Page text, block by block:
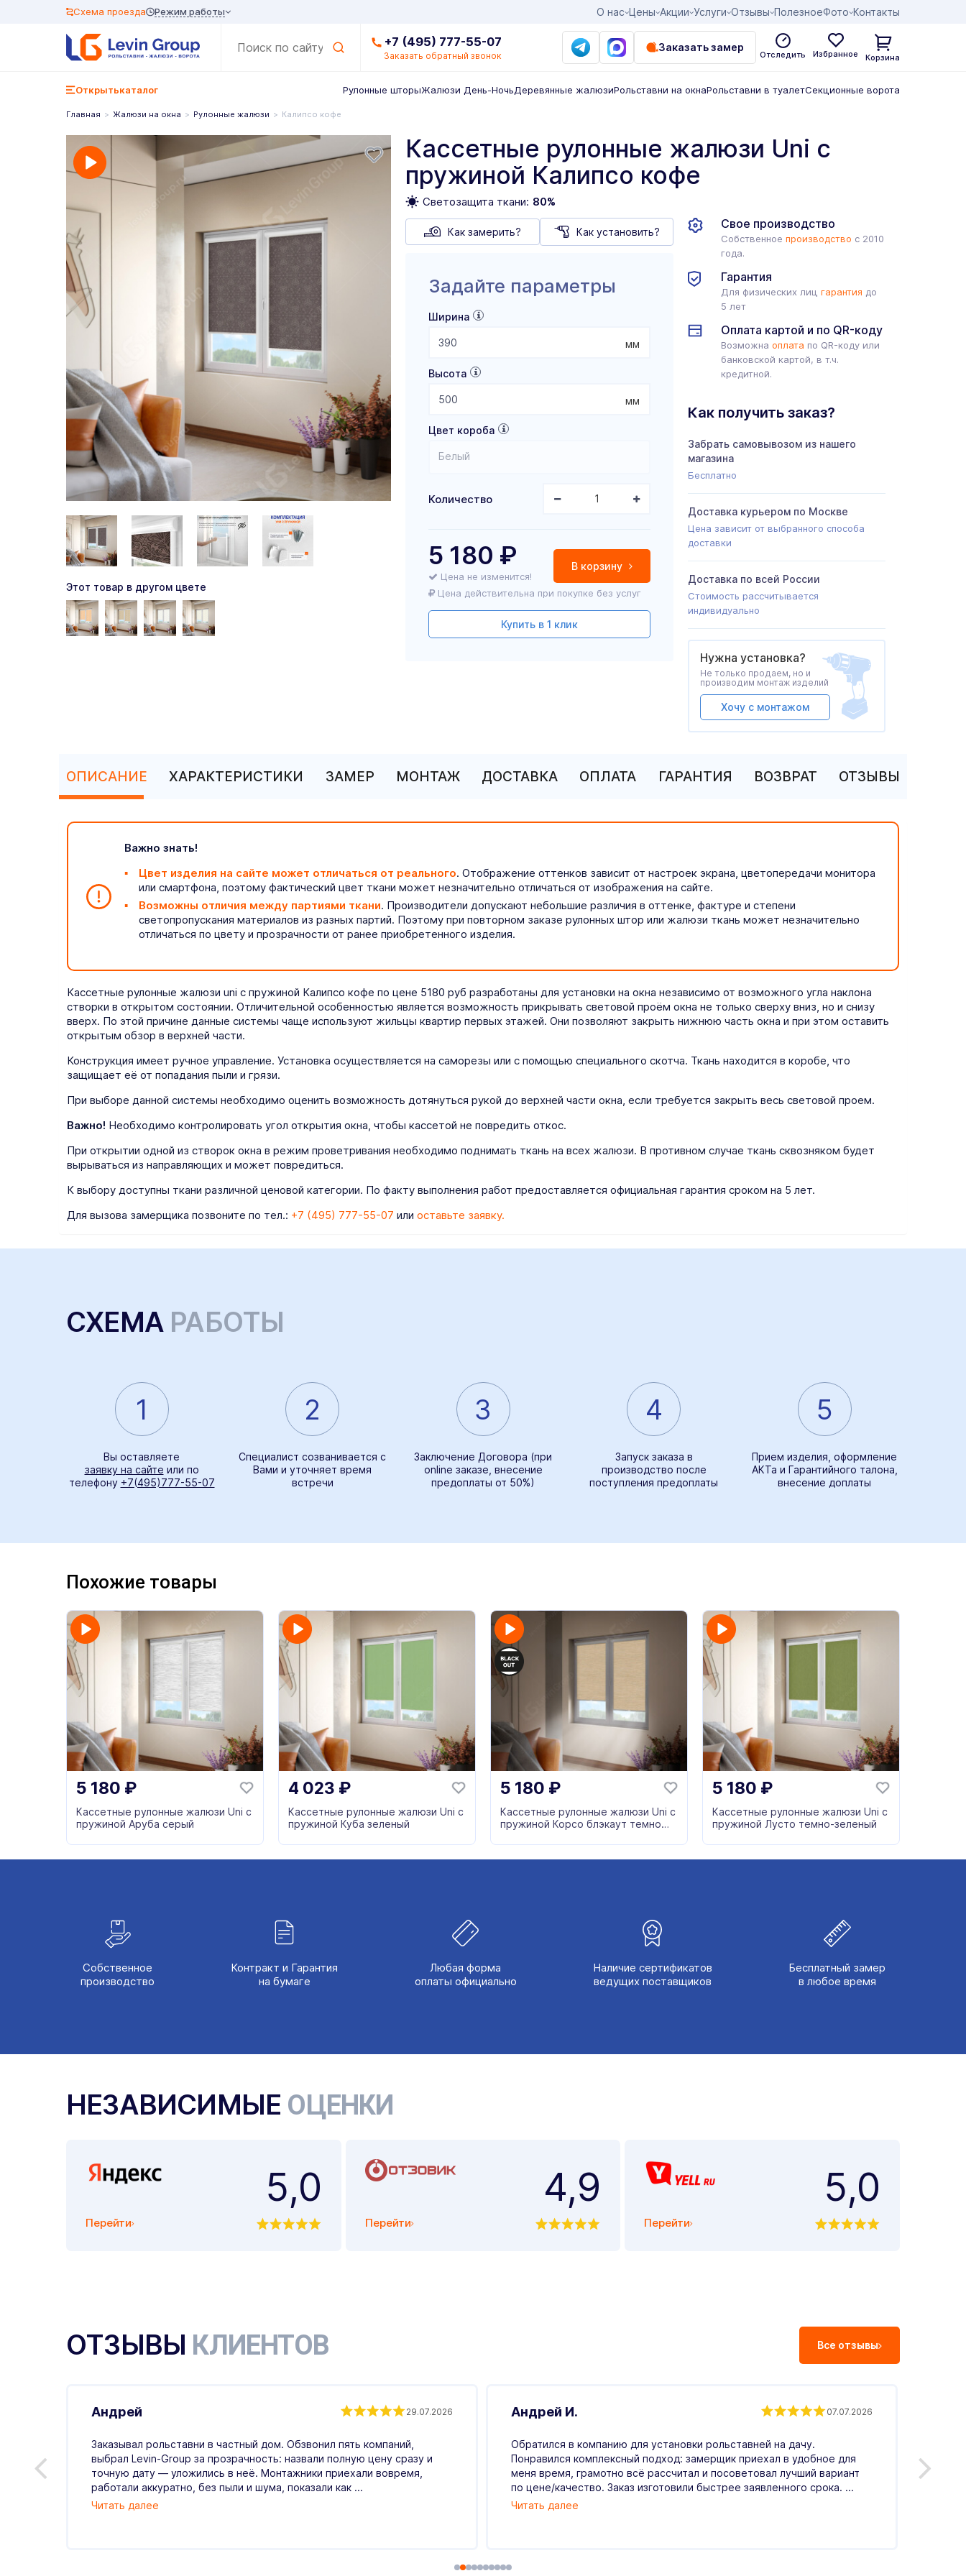
О нас Цены Акции Услуги Отзывы ПолезноеФото Контакты
Схема проезда Режим работы
+7 (495) 777-55-07
Заказать обратный звонок
Заказать замер
Отследить Избранное Корзина
Открытькаталог Рулонные шторыЖалюзи День-НочьДеревянные жалюзиРольставни на окнаРольставни в туалетСекционные ворота
Главная Жалюзи на окна Рулонные жалюзи Калипсо кофе
Кассетные рулонные жалюзи Uni с
пружиной Калипсо кофе
Светозащита ткани: 80%
Этот товар в другом цвете
Как замерить? Как установить?
Задайте параметры
Ширина
мм
Высота
мм
Цвет короба
Белый
Количество
В корзину
5 180 ₽
Цена не изменится!
Цена действительна при покупке без услуг
Купить в 1 клик
Свое производство
Собственноепроизводство с 2010
года.
Гарантия
Для физических лицгарантия до
5 лет
Оплата картой и по QR-коду
Возможнаоплата по QR-коду или
банковской картой, в т.ч.
кредитной.
Как получить заказ?
Забрать самовывозом из нашего
магазина
Бесплатно
Доставка курьером по Москве
Цена зависит от выбранного способа
доставки
Доставка по всей России
Стоимость рассчитывается
индивидуально
Нужна установка?
Не только продаем, но и
производим монтаж изделий
Хочу с монтажом
ОПИСАНИЕ ХАРАКТЕРИСТИКИ ЗАМЕР МОНТАЖ ДОСТАВКА ОПЛАТА ГАРАНТИЯ ВОЗВРАТ ОТЗЫВЫ
Важно знать!
Цвет изделия на сайте может отличаться от реального. Отображение оттенков зависит от настроек экрана, цветопередачи монитора
или смартфона, поэтому фактический цвет ткани может незначительно отличаться от изображения на сайте.
Возможны отличия между партиями ткани. Производители допускают небольшие различия в оттенке, фактуре и степени
светопропускания материалов из разных партий. Поэтому при повторном заказе рулонных штор или жалюзи ткань может незначительно
отличаться по цвету и прозрачности от ранее приобретенного изделия.
Кассетные рулонные жалюзи uni с пружиной Калипсо кофе по цене 5180 руб разработаны для установки на окна независимо от возможного угла наклона
створки в открытом состоянии. Отличительной особенностью является возможность прикрывать световой проём окна не только сверху вниз, но и снизу
вверх. По этой причине данные системы чаще используют жильцы квартир первых этажей. Они позволяют закрыть нижнюю часть окна и при этом оставить
открытым обзор в верхней части.
Конструкция имеет ручное управление. Установка осуществляется на саморезы или с помощью специального скотча. Ткань находится в коробе, что
защищает её от попадания пыли и грязи.
При выборе данной системы необходимо оценить возможность дотянуться рукой до верхней части окна, если требуется закрыть весь световой проем.
Важно! Необходимо контролировать угол открытия окна, чтобы кассетой не повредить откос.
При открытии одной из створок окна в режим проветривания необходимо поднимать ткань на всех жалюзи. В противном случае ткань сквозняком будет
вырываться из направляющих и может повредиться.
К выбору доступны ткани различной ценовой категории. По факту выполнения работ предоставляется официальная гарантия сроком на 5 лет.
Для вызова замерщика позвоните по тел.: +7 (495) 777-55-07 или оставьте заявку.
СХЕМА РАБОТЫ
1
Вы оставляете
заявку на сайте или по
телефону +7(495)777-55-07
2
Специалист созванивается с
Вами и уточняет время
встречи
3
Заключение Договора (при
online заказе, внесение
предоплаты от 50%)
4
Запуск заказа в
производство после
поступления предоплаты
5
Прием изделия, оформление
АКТа и Гарантийного талона,
внесение доплаты
Похожие товары
5 180 ₽
Кассетные рулонные жалюзи Uni с
пружиной Аруба серый
4 023 ₽
Кассетные рулонные жалюзи Uni с
пружиной Куба зеленый
5 180 ₽
Кассетные рулонные жалюзи Uni с
пружиной Корсо блэкаут темно
5 180 ₽
Кассетные рулонные жалюзи Uni с
пружиной Лусто темно-зеленый
Собственное
производство
Контракт и Гарантия
на бумаге
Любая форма
оплаты официально
Наличие сертификатов
ведущих поставщиков
Бесплатный замер
в любое время
НЕЗАВИСИМЫЕ ОЦЕНКИ
Перейти
5,0
Перейти
4,9
Перейти
5,0
ОТЗЫВЫ КЛИЕНТОВ Все отзывы
Андрей 29.07.2026
Заказывал рольставни в частный дом. Обзвонил пять компаний,
выбрал Levin-Group за прозрачность: назвали полную цену сразу и
точную дату — уложились в неё. Монтажники приехали вовремя,
работали аккуратно, без пыли и шума, показали как ...
Читать далее
Андрей И. 07.07.2026
Обратился в компанию для установки рольставней на дачу.
Понравился комплексный подход: замерщик приехал в удобное для
меня время, грамотно всё рассчитал и посоветовал лучший вариант
по цене/качество. Заказ изготовили быстрее заявленного срока. ...
Читать далее